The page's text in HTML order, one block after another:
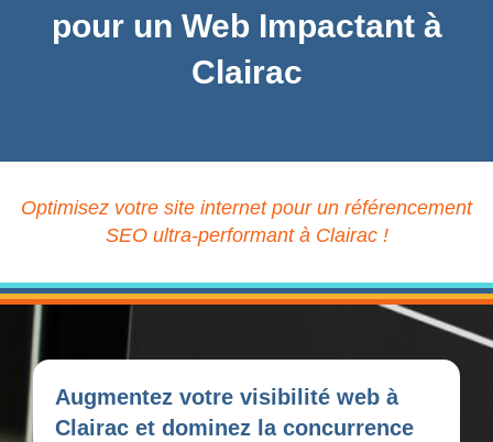
pour un Web Impactant à
Clairac
Optimisez votre site internet pour un référencement
SEO ultra-performant à Clairac !
Augmentez votre visibilité web à
Clairac et dominez la concurrence